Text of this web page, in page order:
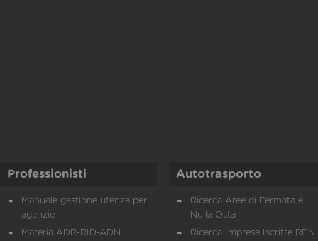
Professionisti
Manuale gestione utenze per
agenzie
Materia ADR-RID-ADN
Autotrasporto
Ricerca Aree di Fermata e
Nulla Osta
Ricerca Imprese Iscritte REN